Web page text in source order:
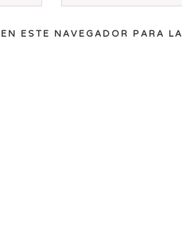
ESTE NAVEGADOR PARA LA